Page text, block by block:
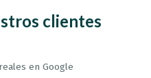
clientes
en Google